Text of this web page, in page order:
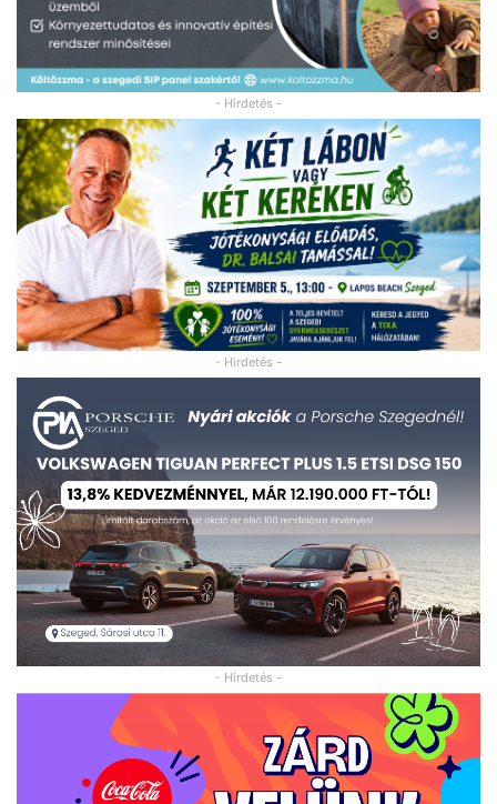
- Hirdetés -
- Hirdetés -
- Hirdetés -